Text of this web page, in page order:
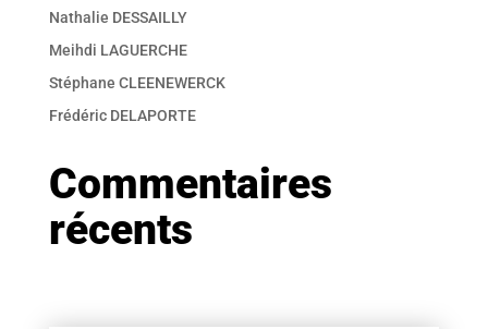
Nathalie DESSAILLY
Meihdi LAGUERCHE
Stéphane CLEENEWERCK
Frédéric DELAPORTE
Commentaires
récents